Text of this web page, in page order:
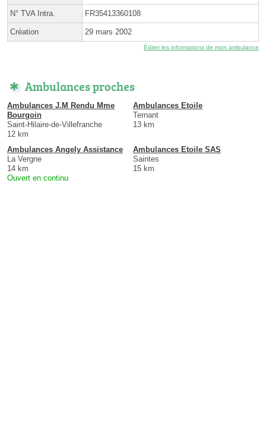
N° TVA Intra. FR35413360108
Création 29 mars 2002
Éditer les informations de mon ambulance
Ambulances proches
Ambulances J.M Rendu Mme
Bourgoin
Saint-Hilaire-de-Villefranche
12 km
Ambulances Etoile
Ternant
13 km
Ambulances Angely Assistance
La Vergne
14 km
Ouvert en continu
Ambulances Etoile SAS
Saintes
15 km